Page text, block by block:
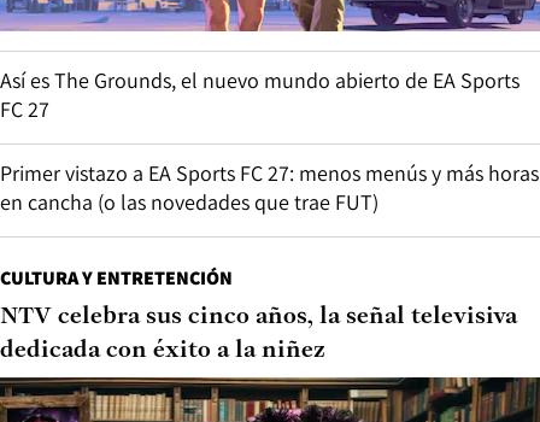
Así es The Grounds, el nuevo mundo abierto de EA Sports
FC 27
Primer vistazo a EA Sports FC 27: menos menús y más horas
en cancha (o las novedades que trae FUT)
CULTURA Y ENTRETENCIÓN
NTV celebra sus cinco años, la señal televisiva
dedicada con éxito a la niñez